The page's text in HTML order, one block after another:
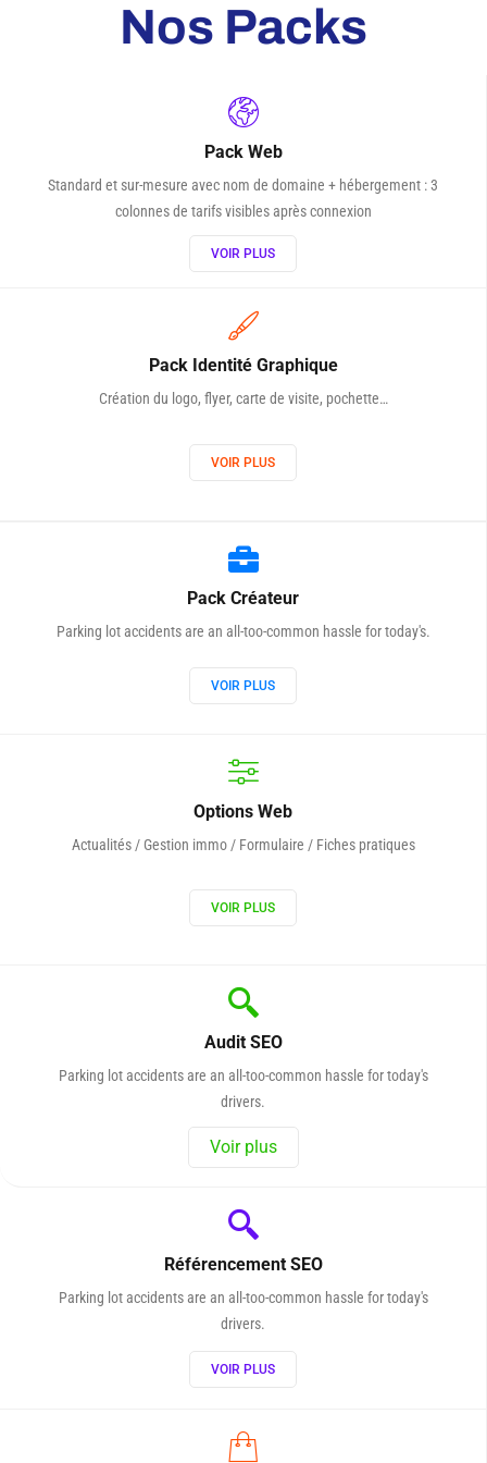
Nos Packs
Pack Web
Standard et sur-mesure avec nom de domaine + hébergement : 3
colonnes de tarifs visibles après connexion
VOIR PLUS
Pack Identité Graphique
Création du logo, flyer, carte de visite, pochette…
VOIR PLUS
Pack Créateur
Parking lot accidents are an all-too-common hassle for today's.
VOIR PLUS
Options Web
Actualités / Gestion immo / Formulaire / Fiches pratiques
VOIR PLUS
Audit SEO
Parking lot accidents are an all-too-common hassle for today's
drivers.
Voir plus
Référencement SEO
Parking lot accidents are an all-too-common hassle for today's
drivers.
VOIR PLUS